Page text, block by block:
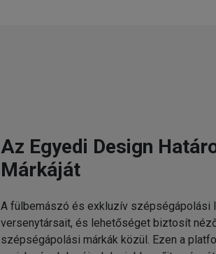
Az Egyedi Design
Márkáját
A fülbemászó és exkluzív szépségápolási
versenytársait, és lehetőséget biztosít
szépségápolási márkák közül. Ezen a